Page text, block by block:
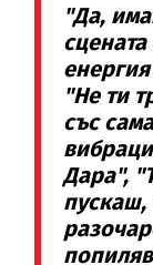
"Да,
"Не ти
със
Дара",